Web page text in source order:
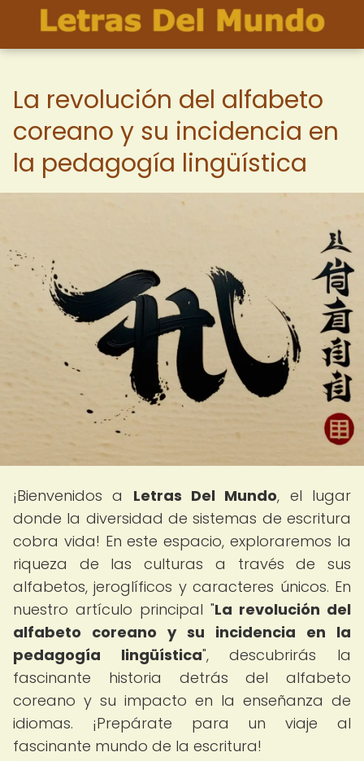
La revolución del alfabeto
coreano y su incidencia en
la pedagogía lingüística
¡Bienvenidos a Letras Del Mundo, el lugar
donde la diversidad de sistemas de escritura
cobra vida! En este espacio, exploraremos la
riqueza de las culturas a través de sus
alfabetos, jeroglíficos y caracteres únicos. En
nuestro artículo principal "La revolución del
alfabeto coreano y su incidencia en la
pedagogía lingüística", descubrirás la
fascinante historia detrás del alfabeto
coreano y su impacto en la enseñanza de
idiomas. ¡Prepárate para un viaje al
fascinante mundo de la escritura!